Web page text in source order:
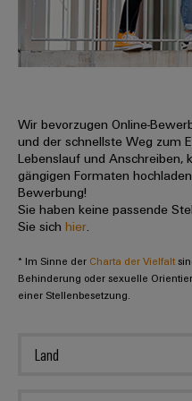
erlebbar
werden.
Datencenter
Produkte
für
Rechenzentren
–
effizient,
zuverlässig,
skalierbar
Energiespeicher
Lösungen
und
DC-
u-
OS
Edge
Computing
Industrial
5G
Single
Gehäusesysteme
komponenten
und
-
komponenten
Patchkabel
Fast
Delivery
Beratung
und
digitale
Planung
easyConnect
-
Ihre
uns
Distribution
Info
für
unsere
Partner
Vertrieb
Weidmüller
Zahlen
Unser
Vorstand
Nachhaltigkeit
Academy
People
Karriere
Stellen
für
Berufserfahrene
Für
Studierende
Praktika
Wir bevorzugen Online-
und der schnellste Weg zum
Lebenslauf und Anschreiben,
gängigen Formaten
Bewerbung!
Sie haben keine passende
Sie sichhier
* Im Sinne der Charta der Vielfalt
Behinderung oder sexuelle
einer Stellenbesetzung.
Land